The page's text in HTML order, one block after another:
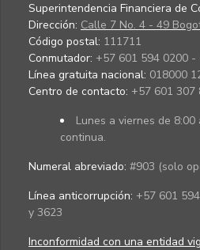
Superintendencia Financiera de
Dirección: Calle 7 No. 4 - 49
Código postal: 111711
Conmutador: +57 601 594 0200
Línea gratuita nacional: 018000
Centro de contacto: +57 601 307
Lunes a viernes de 8:00
continua.
Numeral abreviado: #903 (solo
Línea anticorrupción: +57 601
y 3623
Inconformidad con una entidad